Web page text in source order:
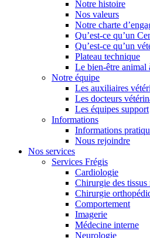
Notre histoire
Nos valeurs
Notre charte
Qu’est-ce qu’un
Qu’est-ce qu’un
Plateau technique
Le bien-être animal
Notre équipe
Les auxiliaires
Les docteurs
Les équipes support
Informations
Informations
Nous rejoindre
Nos services
Services Frégis
Cardiologie
Chirurgie des tissus
Chirurgie
Comportement
Imagerie
Médecine interne
Neurologie